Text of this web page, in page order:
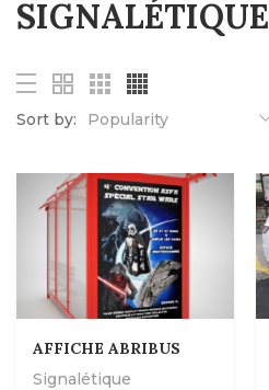
SIGNALÉTIQUE
Sort by: Popularity
AFFICHE ABRIBUS
Signalétique